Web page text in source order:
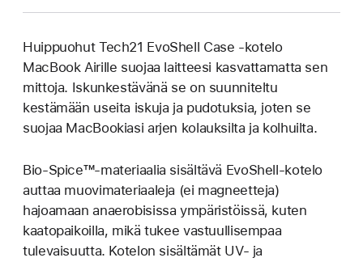
Huippuohut Tech21 EvoShell Case ‑kotelo
MacBook Airille suojaa laitteesi kasvattamatta sen
mittoja. Iskunkestävänä se on suunniteltu
kestämään useita iskuja ja pudotuksia, joten se
suojaa MacBookiasi arjen kolauksilta ja kolhuilta.
Bio-Spice™-materiaalia sisältävä EvoShell-kotelo
auttaa muovimateriaaleja (ei magneetteja)
hajoamaan anaerobisissa ympäristöissä, kuten
kaatopaikoilla, mikä tukee vastuullisempaa
tulevaisuutta. Kotelon sisältämät UV- ja